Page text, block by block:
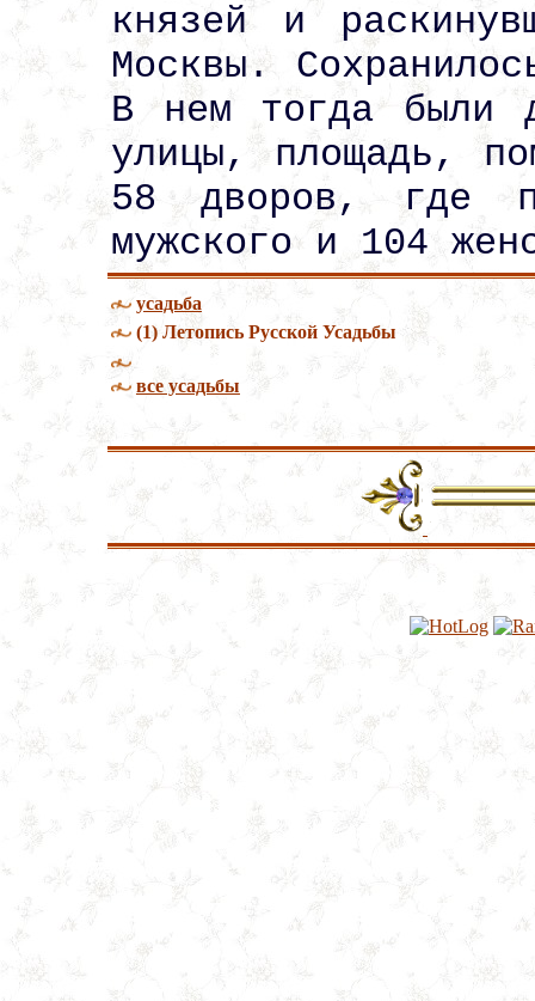
князей и
Москвы.
В нем тогда были
улицы, площадь,
58 дворов, где
мужского и 104
усадьба
(1) Летопись Русской Усадьбы
все усадьбы